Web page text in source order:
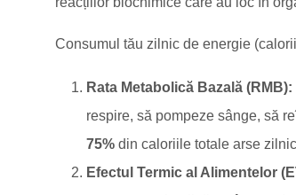
Consumul tău zilnic de energie
Rata Metabolică Bazală (RMB):
respire, să pompeze sânge, să
75% din caloriile totale arse
Efectul Termic al Alimentelor